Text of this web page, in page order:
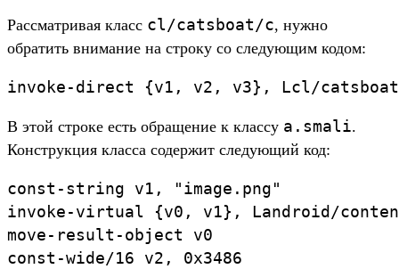
Рассматривая класс cl/catsboat/c, нужно
обратить внимание на строку со следующим кодом:
invoke-direct {v1, v2, v3}, Lcl/
В этой строке есть обращение к классу a.smali.
Конструкция класса содержит следующий код:
const-string v1, "image.png"
invoke-virtual {v0, v1}, Landroid/
move-result-object v0
const-wide/16 v2, 0x3486